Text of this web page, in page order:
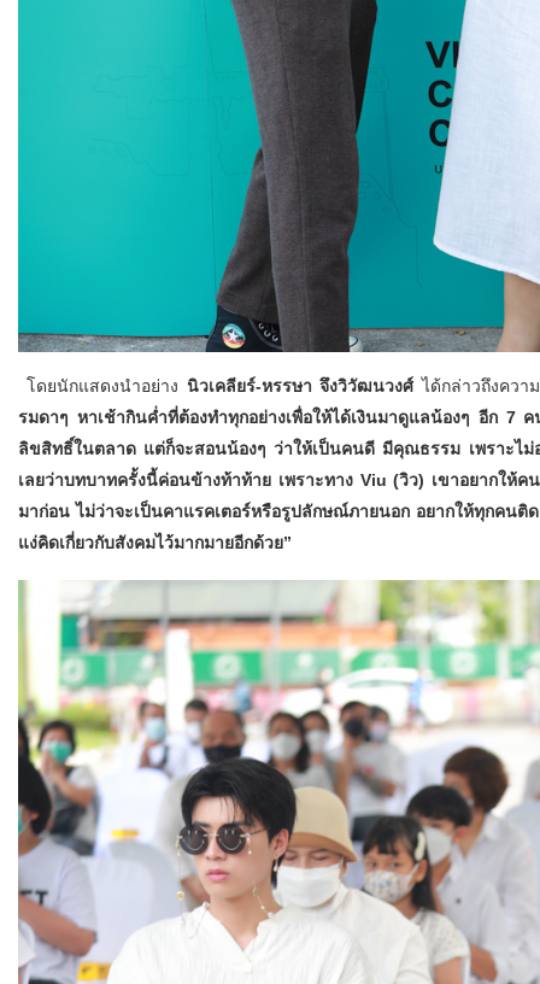
โดยนักแสดงนำอย่าง นิวเคลียร์-หรรษา จึงวิวัฒนวงศ์ได้กล่าวถึงควา
รมดาๆ หาเช้ากินค่ำที่ต้องทำทุกอย่างเพื่อให้ได้เงินมาดูแลน้องๆ อีก 7
ลิขสิทธิ์ในตลาด แต่ก็จะสอนน้องๆ ว่าให้เป็นคนดี มีคุณธรรม เพราะไม่อ
เลยว่าบทบาทครั้งนี้ค่อนข้างท้าท้าย เพราะทาง Viu (วิว) เขาอยากให้ค
มาก่อน ไม่ว่าจะเป็นคาแรคเตอร์หรือรูปลักษณ์ภายนอก อยากให้ทุกคนติ
แง่คิดเกี่ยวกับสังคมไว้มากมายอีกด้วย”